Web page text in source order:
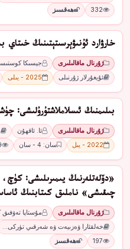
332
ھەقسىز
ﺧﺎﺭﯞﺍﺭﺩ ﺋﯘﻧﯩﯟﯦﺮﺳﯩﺘﯧﺘﯩﻨﯩﯔ ﺧﯩﺘﺎﻱ
ژۇرنال ماقالىلىرى ﺟﯧﺴﯩﻜﺎ
ئۇيغۇرلار ژۇرنىلى
2025 - يىلى
بىلىمنىڭ ئىسلاملاشتۇرۇلىشى:
ژۇرنال ماقالىلىرى ئا. ئاقھۇن
2022 - يىل
سان: 4 - سان
«دۆلەتلەرنىڭ يىمىرىلىشى:
چىقىشى» ناملىق كىتابنىڭ
ژۇرنال ماقالىلىرى
مۇستاپا تەۋفىق
خەلقئارا ۋەزىيەت ۋە شەرقىي تۈركى…
197
ھەقسىز